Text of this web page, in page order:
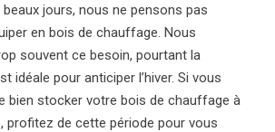
beaux jours, nous ne pensons pas
en bois de chauffage. Nous
souvent ce besoin, pourtant la
idéale pour anticiper l’hiver. Si vous
bien stocker votre bois de chauffage à
profitez de cette période pour vous